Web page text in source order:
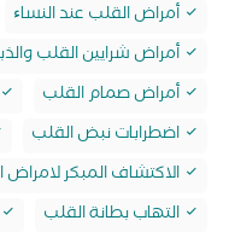
أمراض القلب عند النساﺀ
أمراض شرايين القلب
أمراض صمام القلب
اضطرابات نبض القلب
الاكتشاف المبكر لامراض
التهاب بطانة القلب